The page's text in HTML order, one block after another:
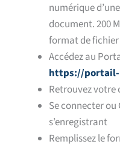
numérique
document. 200
format de
Accédez au
https://portail-
Retrouvez votre
Se connecter
s’enregistrant
Remplissez le